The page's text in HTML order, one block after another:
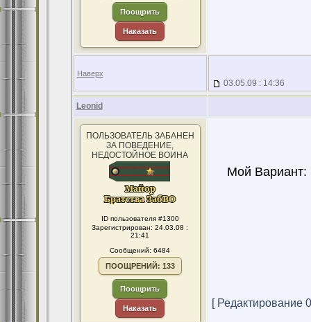
Поощрить
Наказать
Наверх
03.05.09 : 14:36
Leonid
ПОЛЬЗОВАТЕЛЬ ЗАБАНЕН
ЗА ПОВЕДЕНИЕ,
НЕДОСТОЙНОЕ ВОИНА
ID пользователя #1300
Зарегистрирован: 24.03.08 :
21:41
Сообщений: 6484
ПООЩРЕНИЙ: 133
Поощрить
Наказать
Мой Вариант:
[ Редактирование